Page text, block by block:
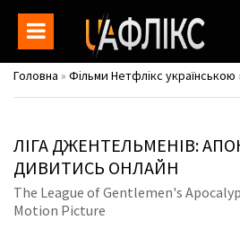
Головна » Фільми Нетфлікс українською
ЛІГА ДЖЕНТЕЛЬМЕНІВ:
ДИВИТИСЬ ОНЛАЙН
The League of Gentlemen's
Motion Picture